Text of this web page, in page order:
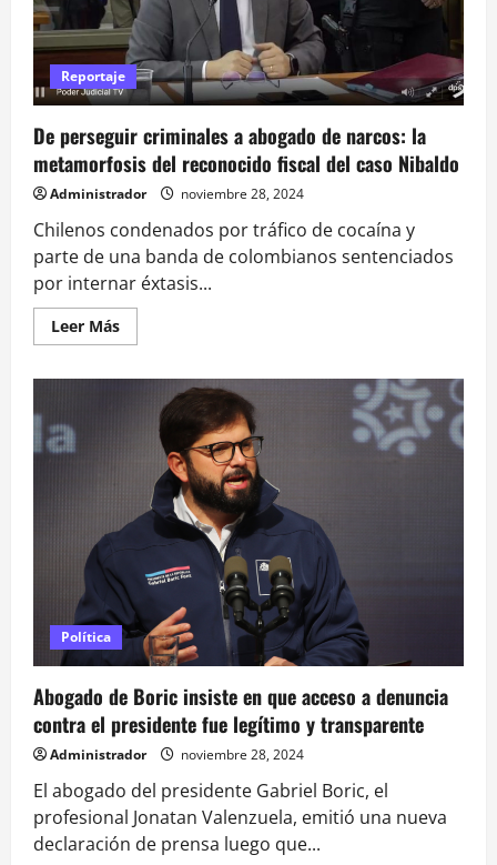
a
extranjeros
de
Chile
según
proyecto
de
Reportaje
De perseguir criminales a abogado de narcos: la
metamorfosis del reconocido fiscal del caso Nibaldo
Administrador noviembre 28, 2024
Chilenos condenados por tráfico de cocaína y
parte de una banda de colombianos sentenciados
por internar éxtasis...
Leer MásLeer
más
perseguir
criminales
abogado
narcos:
metamorfosis
del
reconocido
del
caso
Nibaldo
Política
Abogado de Boric insiste en que acceso a denuncia
contra el presidente fue legítimo y transparente
Administrador noviembre 28, 2024
El abogado del presidente Gabriel Boric, el
profesional Jonatan Valenzuela, emitió una nueva
declaración de prensa luego que...